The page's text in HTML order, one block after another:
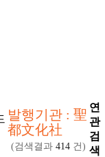
발행기관 : 聖
都文化社
(검색결과 414 건)
연
관
검
색